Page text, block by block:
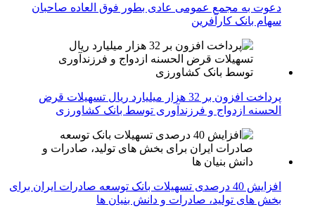
دعوت به مجمع عمومی عادی بطور فوق العاده صاحبان
سهام بانک کارآفرین
پرداخت افزون بر 32 هزار میلیارد ریال تسهیلات قرض
الحسنه ازدواج و فرزندآوری توسط بانک کشاورزی
افزایش 40 درصدی تسهیلات بانک توسعه صادرات ایران برای
بخش های تولید، صادرات و دانش بنیان ها